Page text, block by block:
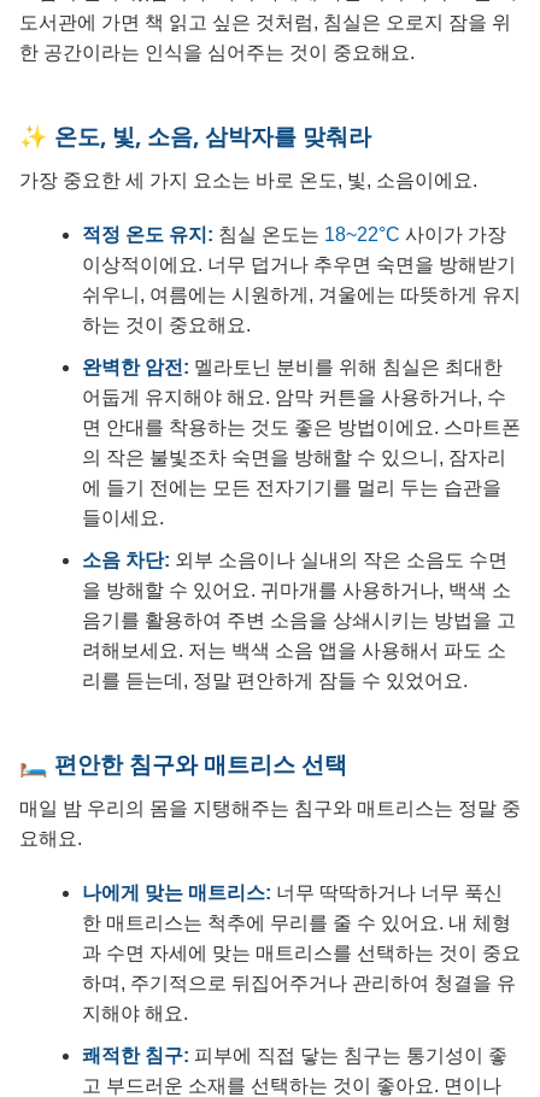
도서관에 가면 책 읽고 싶은 것처럼, 침실은 오로지 잠을 위
한 공간이라는 인식을 심어주는 것이 중요해요.
✨ 온도, 빛, 소음, 삼박자를 맞춰라
가장 중요한 세 가지 요소는 바로 온도, 빛, 소음이에요.
적정 온도 유지: 침실 온도는 18~22°C 사이가 가장
이상적이에요. 너무 덥거나 추우면 숙면을 방해받기
쉬우니, 여름에는 시원하게, 겨울에는 따뜻하게 유지
하는 것이 중요해요.
완벽한 암전: 멜라토닌 분비를 위해 침실은 최대한
어둡게 유지해야 해요. 암막 커튼을 사용하거나, 수
면 안대를 착용하는 것도 좋은 방법이에요. 스마트폰
의 작은 불빛조차 숙면을 방해할 수 있으니, 잠자리
에 들기 전에는 모든 전자기기를 멀리 두는 습관을
들이세요.
소음 차단: 외부 소음이나 실내의 작은 소음도 수면
을 방해할 수 있어요. 귀마개를 사용하거나, 백색 소
음기를 활용하여 주변 소음을 상쇄시키는 방법을 고
려해보세요. 저는 백색 소음 앱을 사용해서 파도 소
리를 듣는데, 정말 편안하게 잠들 수 있었어요.
🛏️ 편안한 침구와 매트리스 선택
매일 밤 우리의 몸을 지탱해주는 침구와 매트리스는 정말 중
요해요.
나에게 맞는 매트리스: 너무 딱딱하거나 너무 푹신
한 매트리스는 척추에 무리를 줄 수 있어요. 내 체형
과 수면 자세에 맞는 매트리스를 선택하는 것이 중요
하며, 주기적으로 뒤집어주거나 관리하여 청결을 유
지해야 해요.
쾌적한 침구: 피부에 직접 닿는 침구는 통기성이 좋
고 부드러운 소재를 선택하는 것이 좋아요. 면이나